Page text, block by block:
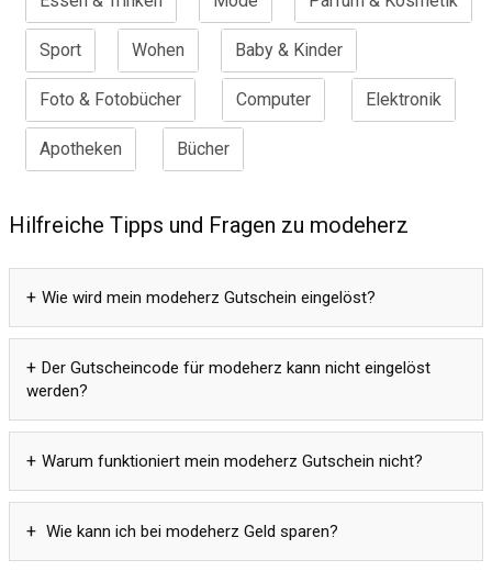
Sport Wohen Baby & Kinder
Foto & Fotobücher Computer Elektronik
Apotheken Bücher
Hilfreiche Tipps und Fragen zu modeherz
Wie wird mein modeherz Gutschein eingelöst?
Der Gutscheincode für modeherz kann nicht eingelöst
werden?
Warum funktioniert mein modeherz Gutschein nicht?
Wie kann ich bei modeherz Geld sparen?